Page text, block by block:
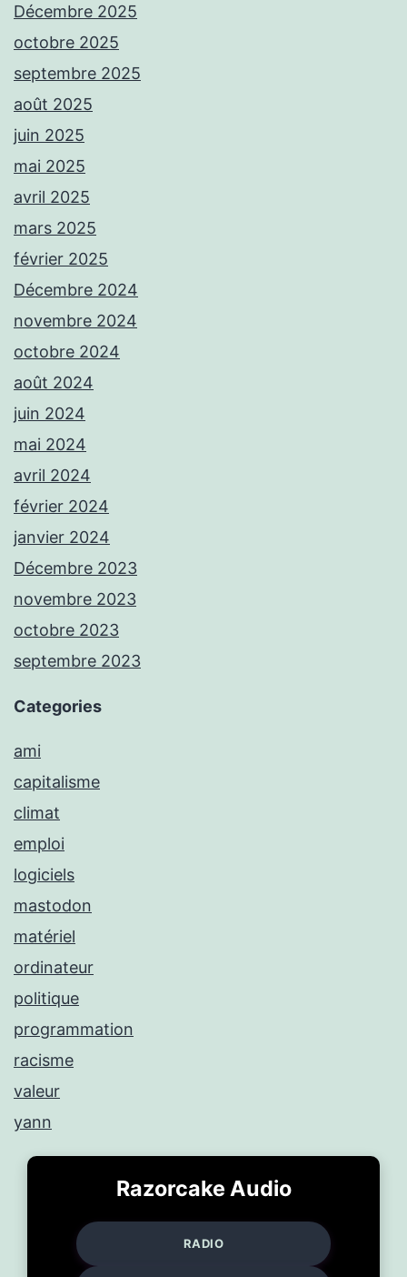
Décembre 2025
octobre 2025
septembre 2025
août 2025
juin 2025
mai 2025
avril 2025
mars 2025
février 2025
Décembre 2024
novembre 2024
octobre 2024
août 2024
juin 2024
mai 2024
avril 2024
février 2024
janvier 2024
Décembre 2023
novembre 2023
octobre 2023
septembre 2023
Categories
ami
capitalisme
climat
emploi
logiciels
mastodon
matériel
ordinateur
politique
programmation
racisme
valeur
yann
Razorcake Audio
RADIO